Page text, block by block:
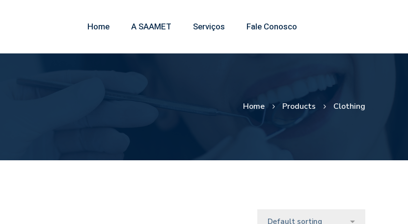
Home A SAAMET Serviços Fale Conosco
Home Products Clothing